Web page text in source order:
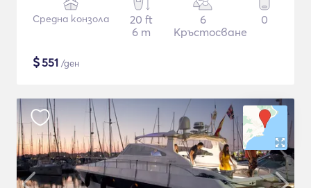
Средна конзола
20 ft
6 m
6
Кръстосване
0
$551 /ден